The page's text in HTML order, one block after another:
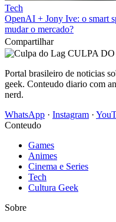
Tech
OpenAI + Jony Ive: o smart
mudar o mercado?
Compartilhar
CULPA DO
Portal brasileiro de noticias
geek. Conteudo diario com
nerd.
WhatsApp · Instagram ·
Conteudo
Games
Animes
Cinema e Series
Tech
Cultura Geek
Sobre